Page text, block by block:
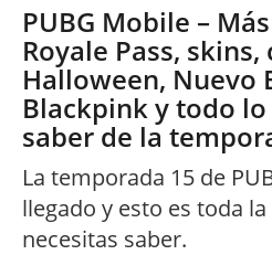
PUBG Mobile –
Royale Pass,
Halloween, Nuevo
Blackpink y todo
saber de la
La temporada 15 de
llegado y esto es toda
necesitas saber.